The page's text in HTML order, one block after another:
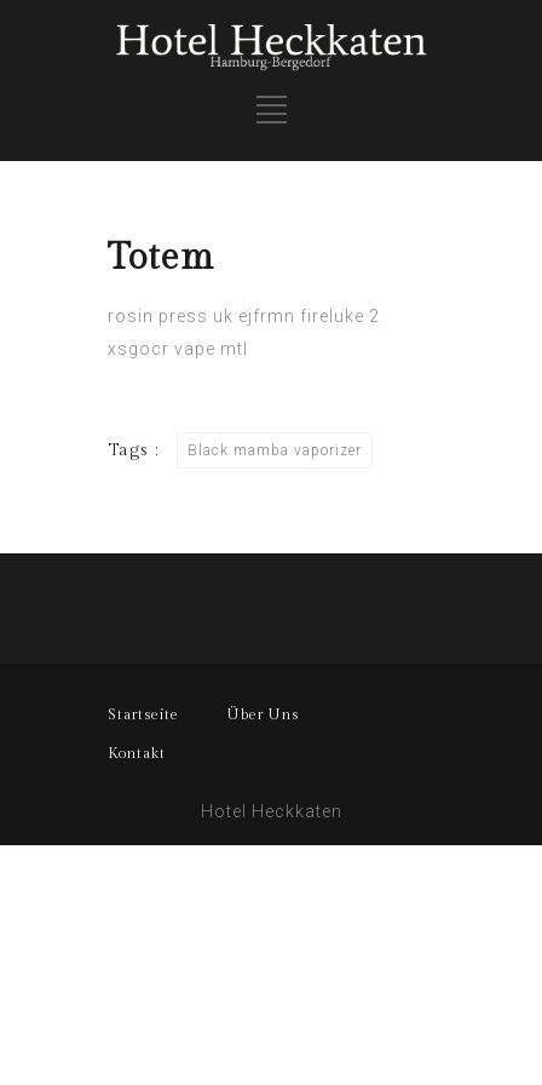
Totem
rosin press uk ejfrmn fireluke 2
xsgocr vape mtl
Tags : Black mamba vaporizer
Startseite Über Uns
Kontakt
Hotel Heckkaten